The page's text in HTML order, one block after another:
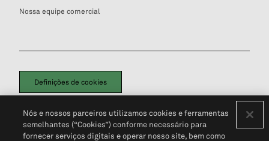
Nossa equipe comercial
Definições de cookies
Política de PrivacidadePortal de privacidade do cliente (em inglês)
Não Venda Minhas Informações Pessoais© 2026 S&P Global
Nós e nossos parceiros utilizamos cookies e ferramentas
semelhantes (“Cookies”) conforme necessário para
fornecer serviços digitais e operar nosso site, bem como